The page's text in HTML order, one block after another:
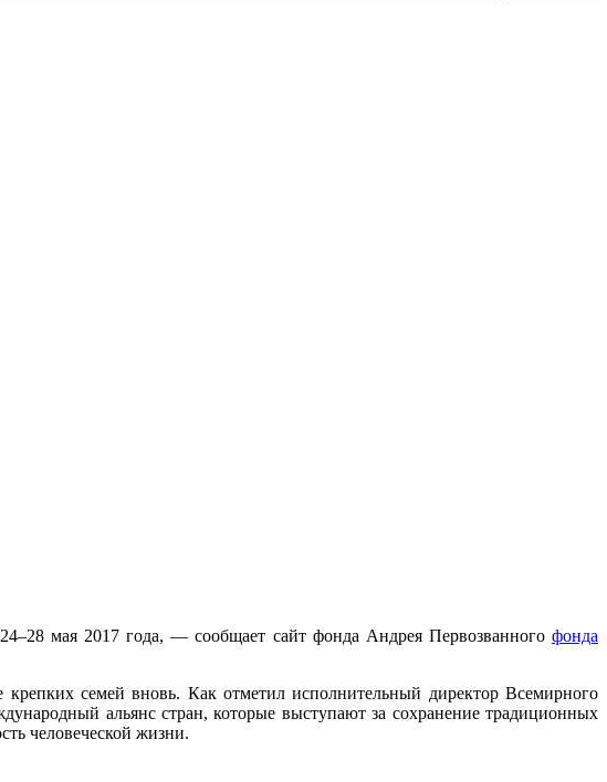
мая 2017 года, — сообщает сайт фонда Андрея Первозванного фонда
семей вновь. Как отметил исполнительный директор Всемирного
альянс стран, которые выступают за сохранение традиционных
человеческой жизни.